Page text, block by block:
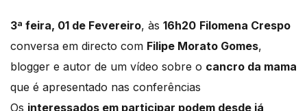
3ª feira, 01 de Fevereiro, às 16h20 Filomena Crespo
conversa em directo com Filipe Morato Gomes,
blogger e autor de um vídeo sobre o cancro da mama
que é apresentado nas conferências
Os interessados em participar podem desde já